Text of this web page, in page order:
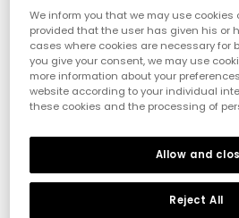
2
We inform you that we may use cookies
provided that the user has given his or
cases where cookies are necessary for
you give your consent, we may use
more information about your
website according to your individual
these cookies and the processing of
Reject All
Allow and